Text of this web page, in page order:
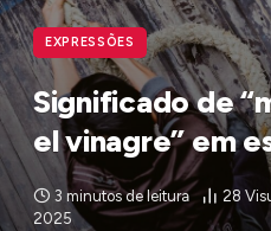
EXPRESSÕES
Significado de
el vinagre” em
3 minutos de leitura 28
2025